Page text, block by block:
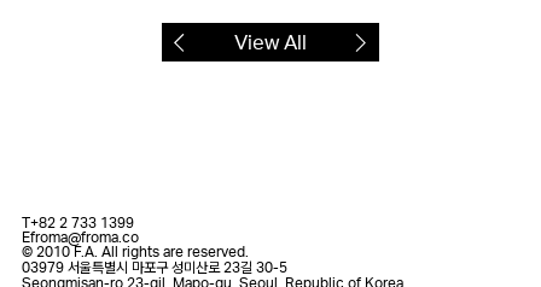
View All
03979 서울특별시 마포구 성미산로 23길 30-5
Seongmisan-ro 23-gil, Mapo-gu, Seoul, Republic of Korea
+82 2 733 1399
Efroma@froma.co
© 2010 F.A. All rights are reserved.